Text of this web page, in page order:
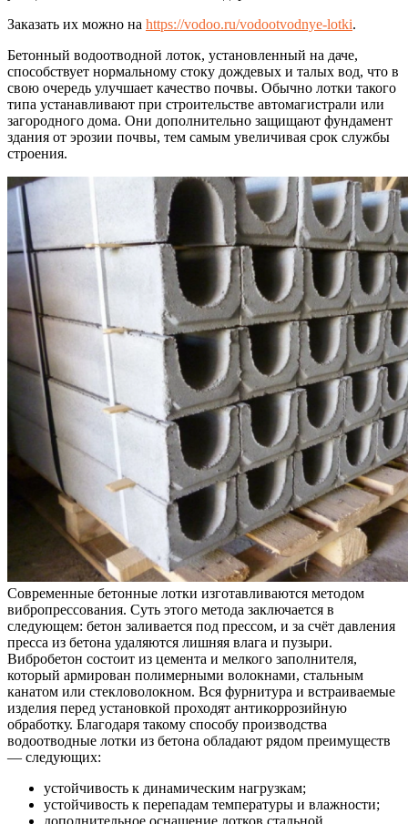
Заказать их можно на https://vodoo.ru/vodootvodnye-lotki.
Бетонный водоотводной лоток, установленный на даче,
способствует нормальному стоку дождевых и талых вод, что в
свою очередь улучшает качество почвы. Обычно лотки такого
типа устанавливают при строительстве автомагистрали или
загородного дома. Они дополнительно защищают фундамент
здания от эрозии почвы, тем самым увеличивая срок службы
строения.
Современные бетонные лотки изготавливаются методом
вибропрессования. Суть этого метода заключается в
следующем: бетон заливается под прессом, и за счёт давления
пресса из бетона удаляются лишняя влага и пузыри.
Вибробетон состоит из цемента и мелкого заполнителя,
который армирован полимерными волокнами, стальным
канатом или стекловолокном. Вся фурнитура и встраиваемые
изделия перед установкой проходят антикоррозийную
обработку. Благодаря такому способу производства
водоотводные лотки из бетона обладают рядом преимуществ
— следующих:
устойчивость к динамическим нагрузкам;
устойчивость к перепадам температуры и влажности;
дополнительное оснащение лотков стальной